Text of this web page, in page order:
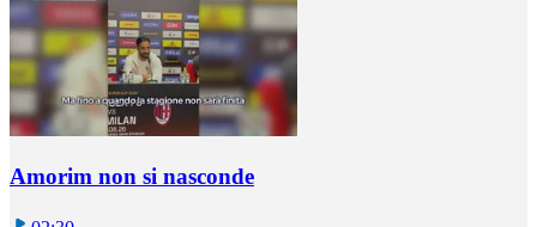
Amorim non si nasconde